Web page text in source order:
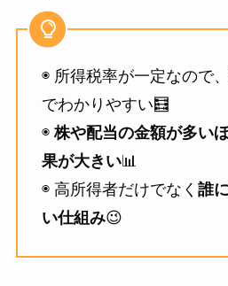
◉ 所得税率が一定なので、
でわかりやすい🧮
◉株や配当の金額が多い
果が大きい📊
◉ 高所得者だけでなく 誰
い仕組み😉